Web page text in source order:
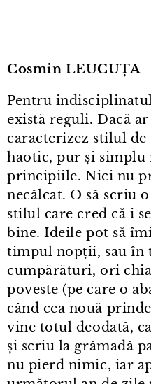
Cosmin LEUCUȚA
Pentru
există reguli. Dacă
caracterizez stilul de
haotic, pur și simplu
principiile. Nici nu
necălcat. O să scriu
stilul care cred că i
bine. Ideile pot să
timpul nopții, sau în
cumpărături, ori
poveste (pe care o
când cea nouă
vine totul deodată,
și scriu la grămadă
nu pierd nimic, iar